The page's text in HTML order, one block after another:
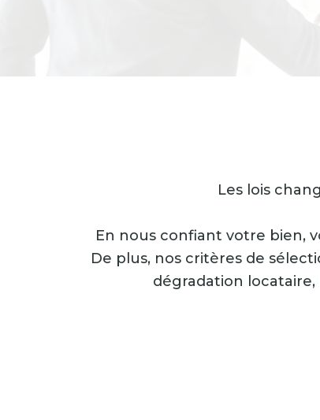
Les lois
En nous confiant votre bien,
De plus, nos critères de
dégradation